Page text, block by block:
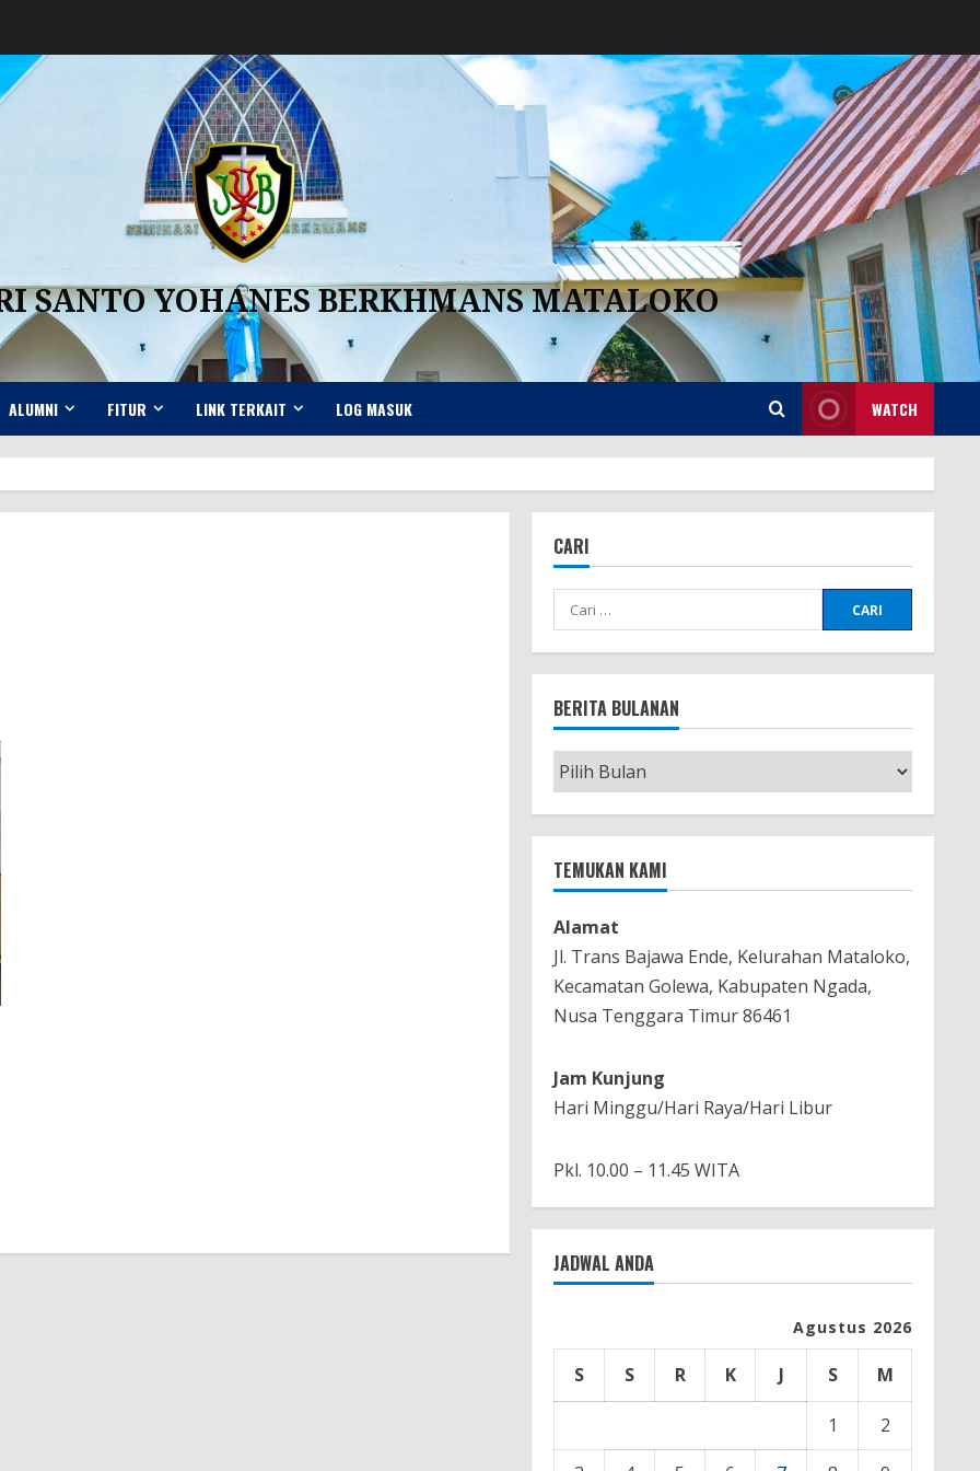
SANTO YOHANES BERKHMANS MATALOKO
ALUMNI FITUR LINK TERKAIT LOG MASUK WATCH
CARI
Cari
untuk:
BERITA BULANAN
Berita
Bulanan
TEMUKAN KAMI
Alamat
Jl. Trans Bajawa Ende, Kelurahan Mataloko,
Kecamatan Golewa, Kabupaten Ngada,
Nusa Tenggara Timur 86461
Jam Kunjung
Hari Minggu/Hari Raya/Hari Libur
Pkl. 10.00 – 11.45 WITA
JADWAL ANDA
Agustus 2026
S S R K J S M
1
2